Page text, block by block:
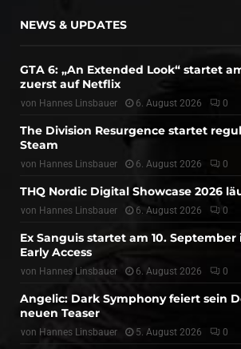
NEWS & UPDATES
GTA 6: „An Extended Look“ startet
zuerst auf Netflix
von Hannes Linsbauer 6. August 2026 0
The Division Resurgence startet
Steam
von Hannes Linsbauer 6. August 2026 0
THQ Nordic Digital Showcase 2026
von Hannes Linsbauer 6. August 2026 0
Ex Sanguis startet am 10.
Early Access
von Hannes Linsbauer 6. August 2026 0
Angelic: Dark Symphony feiert sein
neuen Teaser
von Hannes Linsbauer 5. August 2026 0